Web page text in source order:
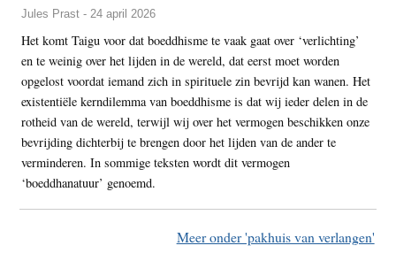
Jules Prast - 24 april 2026
Het komt Taigu voor dat boeddhisme te vaak gaat over ‘verlichting’
en te weinig over het lijden in de wereld, dat eerst moet worden
opgelost voordat iemand zich in spirituele zin bevrijd kan wanen. Het
existentiële kerndilemma van boeddhisme is dat wij ieder delen in de
rotheid van de wereld, terwijl wij over het vermogen beschikken onze
bevrijding dichterbij te brengen door het lijden van de ander te
verminderen. In sommige teksten wordt dit vermogen
‘boeddhanatuur’ genoemd.
Meer onder 'pakhuis van verlangen'